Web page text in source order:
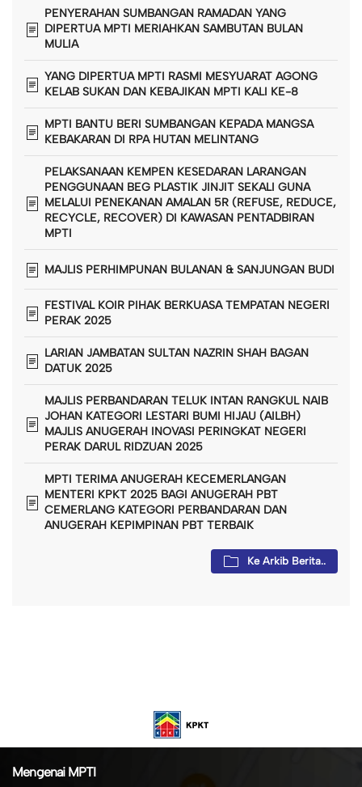
PENYERAHAN SUMBANGAN RAMADAN YANG
DIPERTUA MPTI MERIAHKAN SAMBUTAN BULAN
MULIA
YANG DIPERTUA MPTI RASMI MESYUARAT AGONG
KELAB SUKAN DAN KEBAJIKAN MPTI KALI KE-8
MPTI BANTU BERI SUMBANGAN KEPADA MANGSA
KEBAKARAN DI RPA HUTAN MELINTANG
PELAKSANAAN KEMPEN KESEDARAN LARANGAN
PENGGUNAAN BEG PLASTIK JINJIT SEKALI GUNA
MELALUI PENEKANAN AMALAN 5R (REFUSE, REDUCE,
RECYCLE, RECOVER) DI KAWASAN PENTADBIRAN
MPTI
MAJLIS PERHIMPUNAN BULANAN & SANJUNGAN BUDI
FESTIVAL KOIR PIHAK BERKUASA TEMPATAN NEGERI
PERAK 2025
LARIAN JAMBATAN SULTAN NAZRIN SHAH BAGAN
DATUK 2025
MAJLIS PERBANDARAN TELUK INTAN RANGKUL NAIB
JOHAN KATEGORI LESTARI BUMI HIJAU (AILBH)
MAJLIS ANUGERAH INOVASI PERINGKAT NEGERI
PERAK DARUL RIDZUAN 2025
MPTI TERIMA ANUGERAH KECEMERLANGAN
MENTERI KPKT 2025 BAGI ANUGERAH PBT
CEMERLANG KATEGORI PERBANDARAN DAN
ANUGERAH KEPIMPINAN PBT TERBAIK
Ke Arkib Berita..
Mengenai MPTI